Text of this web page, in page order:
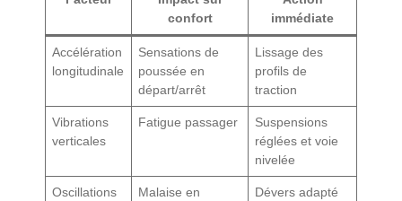
confort
immédiate
Accélération
longitudinale
Sensations de
poussée en
départ/arrêt
Lissage des
profils de
traction
Vibrations
verticales
Fatigue passager
Suspensions
réglées et voie
nivelée
Oscillations
Malaise en
Dévers adapté